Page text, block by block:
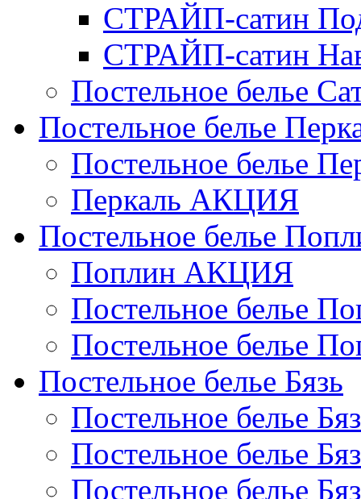
СТРАЙП-сатин
СТРАЙП-сатин
Постельное белье
Постельное белье
Постельное белье
Перкаль АКЦИЯ
Постельное белье
Поплин АКЦИЯ
Постельное белье
Постельное белье
Постельное белье Бязь
Постельное белье
Постельное белье
Постельное белье